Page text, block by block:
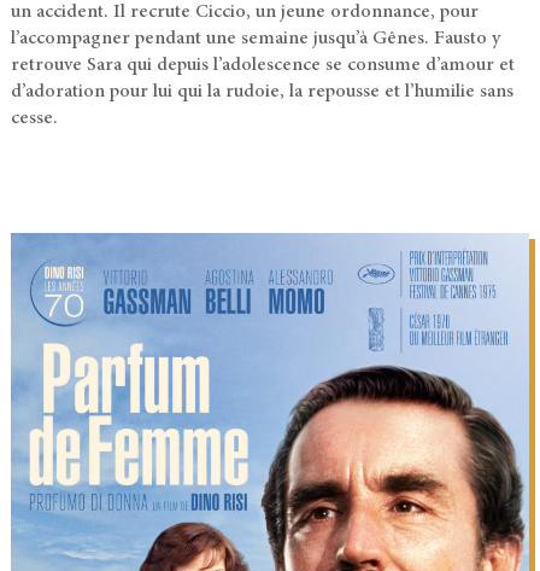
un accident. Il recrute Ciccio, un jeune ordonnance, pour
l’accompagner pendant une semaine jusqu’à Gênes. Fausto y
retrouve Sara qui depuis l’adolescence se consume d’amour et
d’adoration pour lui qui la rudoie, la repousse et l’humilie sans
cesse.